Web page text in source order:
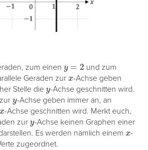
zum einen
und zum
Geraden zur
-Achse geben
Stelle die y-Achse geschnitten wird.
y-Achse geben immer an, an
x-Achse geschnitten wird. Merkt euch,
zur y-Achse keinen Graphen einer
Es werden nämlich einem x-
zugeordnet.